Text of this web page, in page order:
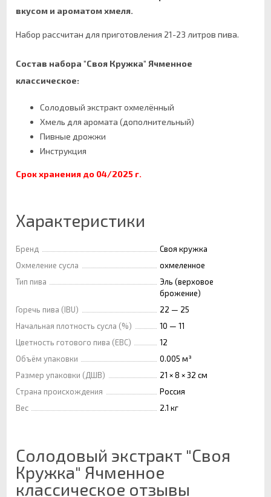
вкусом и ароматом хмеля.
Набор рассчитан для приготовления 21-23 литров пива.
Состав набора "Своя Кружка" Ячменное
классическое:
Солодовый экстракт охмелённый
Хмель для аромата (дополнительный)
Пивные дрожжи
Инструкция
Срок хранения до 04/2025 г.
Характеристики
Бренд
Своя кружка
Охмеление сусла
охмеленное
Тип пива
Эль (верховое
брожение)
Горечь пива (IBU)
22 — 25
Начальная плотность сусла (%)
10 — 11
Цветность готового пива (EBC)
12
Объём упаковки
0.005 м³
Размер упаковки (ДШВ)
21 × 8 × 32 см
Страна происхождения
Россия
Вес
2.1 кг
Солодовый экстракт "Своя
Кружка" Ячменное
классическое отзывы